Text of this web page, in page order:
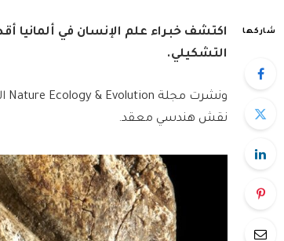
شاركها
اكتشف خبراء علم الإنسان في ألمانيا
التشكيلي.
ونشرت مجلة Nature Ecology & Evolution العلمية
نقش هندسي معقد.